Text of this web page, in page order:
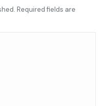
Required fields are